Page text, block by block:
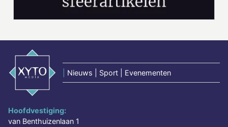
Nieuws | Sport | Evenementen
Hoofdvestiging:
van Benthuizenlaan 1